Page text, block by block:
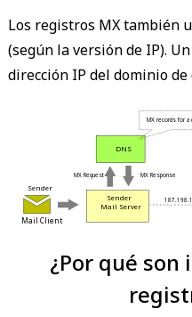
Los registros MX también
(según la versión de IP).
dirección IP del dominio de
DNS
Sender
Mail Server
MX Request MX Response
Sender
Mail Client
MX records for a
¿Por qué